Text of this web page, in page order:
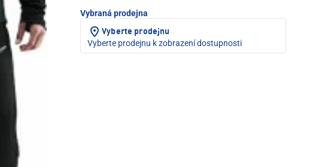
Vybraná prodejna
Vyberte prodejnu
Vyberte prodejnu k zobrazení dostupnosti